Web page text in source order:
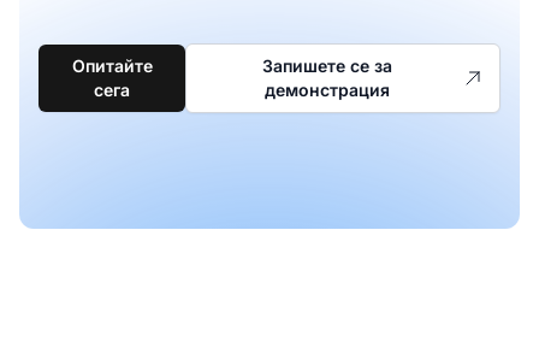
Опитайте
сега
Запишете се за
демонстрация